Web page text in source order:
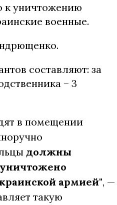
к уничтожению
военные.
составляют: за
– 3
в помещении
должны
армией", —
такую